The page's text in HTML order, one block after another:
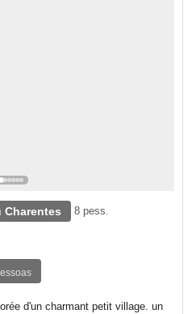
Charentes 8 pess.
d'un charmant petit village. un